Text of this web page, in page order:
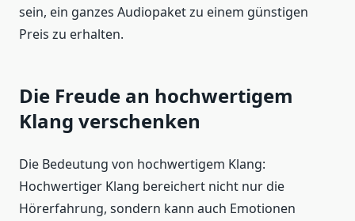
sein, ein ganzes Audiopaket zu einem günstigen
Preis zu erhalten.
Die Freude an hochwertigem
Klang verschenken
Die Bedeutung von hochwertigem Klang:
Hochwertiger Klang bereichert nicht nur die
Hörerfahrung, sondern kann auch Emotionen